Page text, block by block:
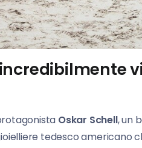
Oskar Schell, un
tedesco americano